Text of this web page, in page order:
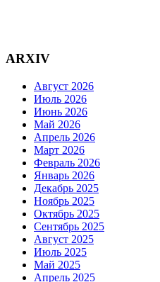
ARXIV
Август 2026
Июль 2026
Июнь 2026
Май 2026
Апрель 2026
Март 2026
Февраль 2026
Январь 2026
Декабрь 2025
Ноябрь 2025
Октябрь 2025
Сентябрь 2025
Август 2025
Июль 2025
Май 2025
Апрель 2025